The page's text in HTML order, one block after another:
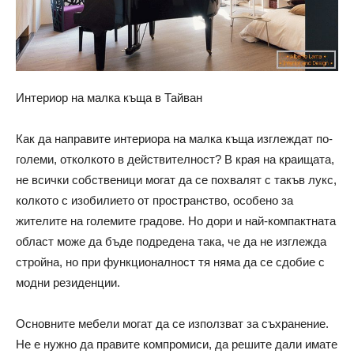
Интериор на малка къща в Тайван
Как да направите интериора на малка къща изглеждат по-
големи, отколкото в действителност? В края на краищата,
не всички собственици могат да се похвалят с такъв лукс,
колкото с изобилието от пространство, особено за
жителите на големите градове. Но дори и най-компактната
област може да бъде подредена така, че да не изглежда
стройна, но при функционалност тя няма да се сдобие с
модни резиденции.
Основните мебели могат да се използват за съхранение.
Не е нужно да правите компромиси, да решите дали имате